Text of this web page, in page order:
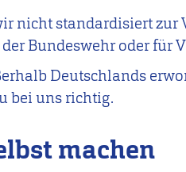
nicht standardisiert zur
Bundeswehr oder für
Deutschlands
bei uns richtig.
machen